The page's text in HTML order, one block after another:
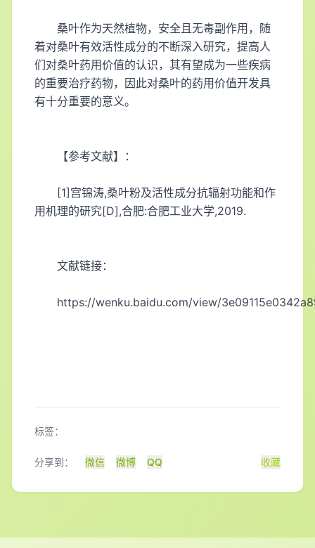
桑叶作为天然植物，安全且无毒副作用，随
着对桑叶有效活性成分的不断深入研究，提高人
们对桑叶药用价值的认识，其有望成为一些疾病
的重要治疗药物，因此对桑叶的药用价值开发具
有十分重要的意义。
【参考文献】：
[1]宫锦涛,桑叶粉及活性成分抗辐射功能和作
用机理的研究[D],合肥:合肥工业大学,2019.
文献链接：
https://wenku.baidu.com/view/
标签：
分享到： 微信 微博 QQ 收藏